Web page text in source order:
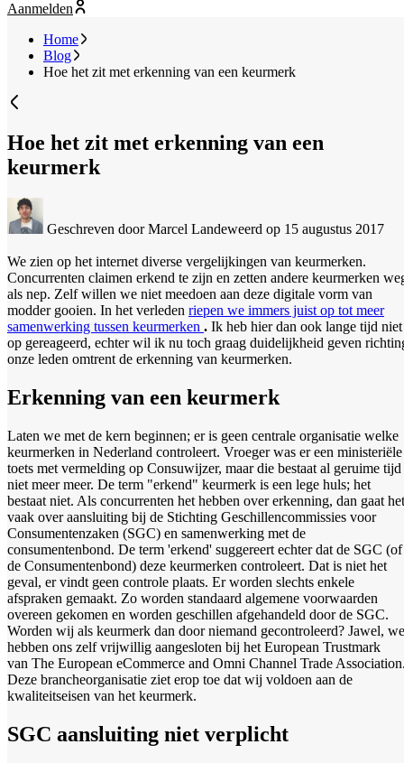
Aanmelden
Home
Blog
Hoe het zit met erkenning van een keurmerk
Hoe het zit met erkenning van een
keurmerk
Geschreven door Marcel Landeweerd op 15 augustus 2017
We zien op het internet diverse vergelijkingen van keurmerken.
Concurrenten claimen erkend te zijn en zetten andere keurmerken
als nep. Zelf willen we niet meedoen aan deze digitale vorm van
modder gooien. In het verleden riepen we immers juist op tot meer
samenwerking tussen keurmerken . Ik heb hier dan ook lange tijd niet
op gereageerd, echter wil ik nu toch graag duidelijkheid geven
onze leden omtrent de erkenning van keurmerken.
Erkenning van een keurmerk
Laten we met de kern beginnen; er is geen centrale organisatie welke
keurmerken in Nederland controleert. Vroeger was er een ministeriële
toets met vermelding op Consuwijzer, maar die bestaat al geruime tijd
niet meer meer. De term "erkend" keurmerk is een lege huls; het
bestaat niet. Als concurrenten het hebben over erkenning, dan gaat het
vaak over aansluiting bij de Stichting Geschillencommissies voor
Consumentenzaken (SGC) en samenwerking met de
consumentenbond. De term 'erkend' suggereert echter dat de SGC (of
de Consumentenbond) deze keurmerken controleert. Dat is niet het
geval, er vindt geen controle plaats. Er worden slechts enkele
afspraken gemaakt. Zo worden standaard algemene voorwaarden
overeen gekomen en worden geschillen afgehandeld door de SGC.
Worden wij als keurmerk dan door niemand gecontroleerd? Jawel, we
hebben ons zelf vrijwillig aangesloten bij het European Trustmark
van The European eCommerce and Omni Channel Trade
Deze brancheorganisatie ziet erop toe dat wij voldoen aan de
kwaliteitseisen van het keurmerk.
SGC aansluiting niet verplicht